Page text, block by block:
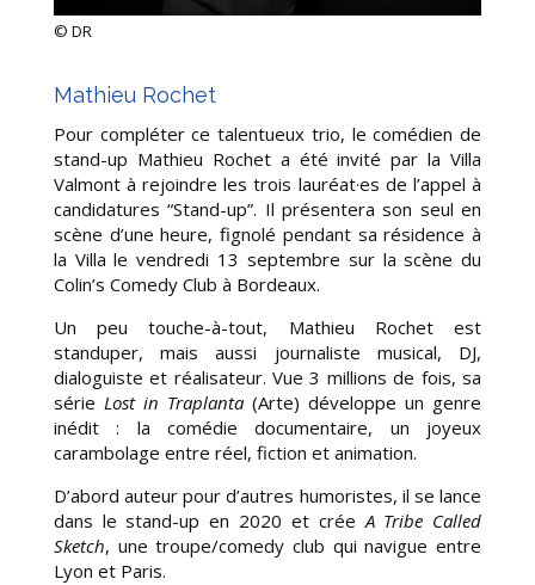
© DR
Mathieu Rochet
Pour compléter ce talentueux trio, le comédien de
stand-up Mathieu Rocheta été invité par la Villa
Valmont à rejoindre les trois lauréat·es de l’appel à
candidatures “Stand-up”. Il présentera son seul en
scène d’une heure, fignolé pendant sa résidence à
la Villa le vendredi 13 septembre sur la scène du
Colin’s Comedy Club à Bordeaux.
Un peu touche-à-tout, Mathieu Rochet est
standuper, mais aussi journaliste musical, DJ,
dialoguiste et réalisateur. Vue 3 millions de fois, sa
série Lost in Traplanta(Arte) développe un genre
inédit : la comédie documentaire, un joyeux
carambolage entre réel, fiction et animation.
D’abord auteur pour d’autres humoristes, il se lance
dans lestand-upen 2020 et créeA Tribe Called
Sketch, une troupe/comedy club qui navigue entre
Lyon et Paris.